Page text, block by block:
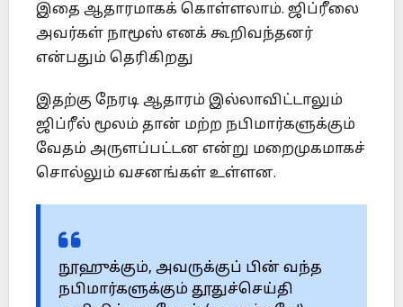
இதை ஆதாரமாகக் கொள்ளலாம். ஜிப்ரீலை
அவர்கள் நாமூஸ் எனக் கூறிவந்தனர்
என்பதும் தெரிகிறது
இதற்கு நேரடி ஆதாரம் இல்லாவிட்டாலும்
ஜிப்ரீல் மூலம் தான் மற்ற நபிமார்களுக்கும்
வேதம் அருளப்பட்டன என்று மறைமுகமாகச்
சொல்லும் வசனங்கள் உள்ளன.
நூஹுக்கும், அவருக்குப் பின் வந்த
நபிமார்களுக்கும் தூதுச்செய்தி